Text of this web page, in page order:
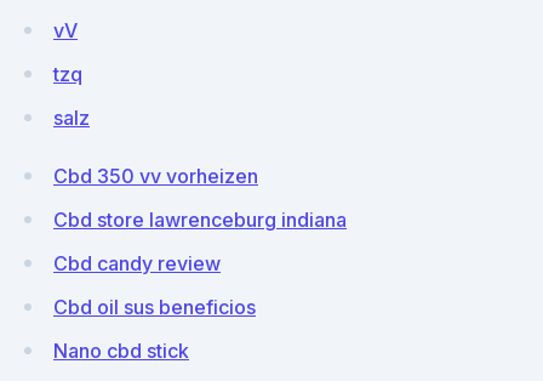
vV
tzq
salz
Cbd 350 vv vorheizen
Cbd store lawrenceburg indiana
Cbd candy review
Cbd oil sus beneficios
Nano cbd stick